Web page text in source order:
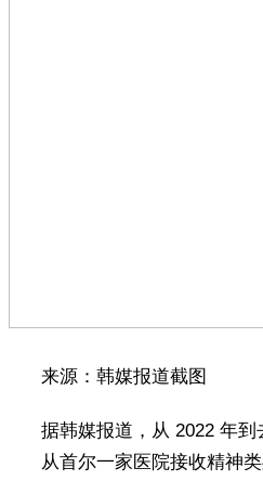
来源：韩媒报道截图
据韩媒报道，从 2022 年
从首尔一家医院接收精神